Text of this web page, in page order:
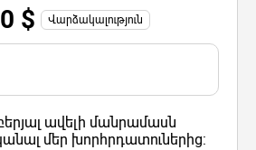
$ Վարձակալություն
ավելի մանրամասն
մեր խորհրդատուներից: